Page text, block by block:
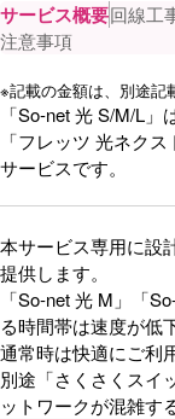
サービス概要回線工
注意事項
※記載の金額は、別途記
「So-net 光 S/M/L
「フレッツ 光ネク
サービスです。
本サービス専用に設
提供します。
「So-net 光 M」「
る時間帯は速度が低
通常時は快適にご利
別途「さくさくスイ
ットワークが混雑す